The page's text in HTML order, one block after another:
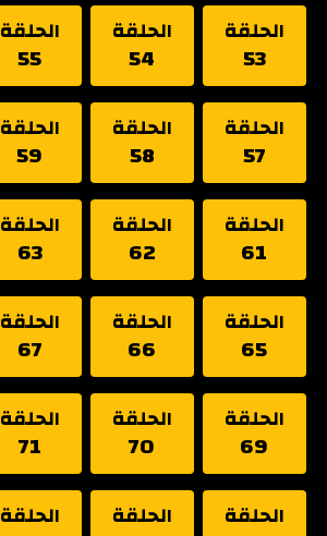
الحلقة
53
الحلقة
54
الحلقة
55
الحلقة
57
الحلقة
58
الحلقة
59
الحلقة
61
الحلقة
62
الحلقة
63
الحلقة
65
الحلقة
66
الحلقة
67
الحلقة
69
الحلقة
70
الحلقة
71
الحلقة الحلقة الحلقة